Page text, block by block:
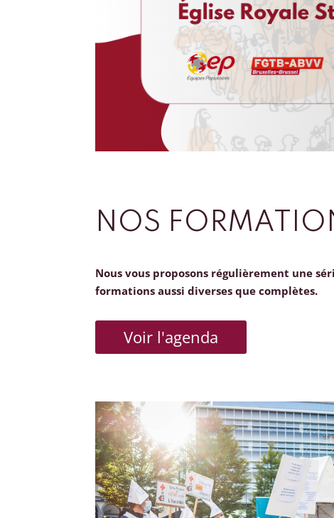
NOS
Nous vous proposons régulièrement une
formations aussi diverses que complètes.
Voir l'agenda